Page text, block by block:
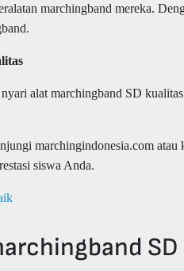
marchingband mereka.
alat marchingband SD
marchingindonesia.com
siswa Anda.